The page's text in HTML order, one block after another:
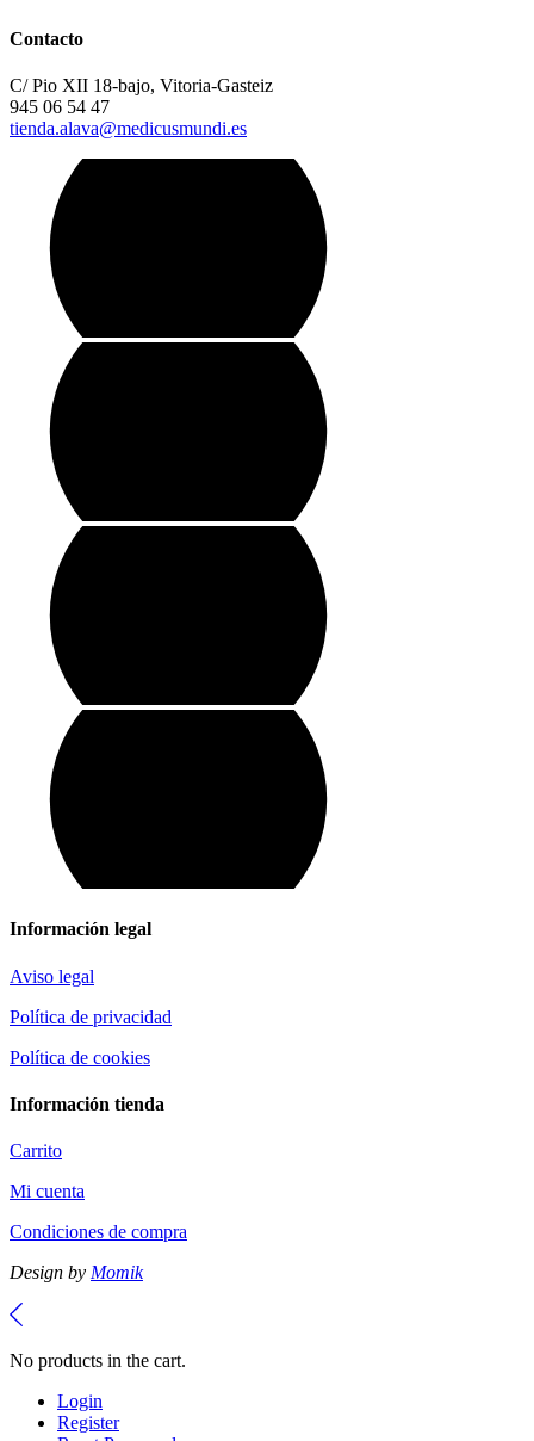
Contacto
C/ Pio XII 18-bajo, Vitoria-Gasteiz
945 06 54 47
tienda.alava@medicusmundi.es
Información legal
Aviso legal
Política de privacidad
Política de cookies
Información tienda
Carrito
Mi cuenta
Condiciones de compra
Design by Momik
No products in the cart.
Login
Register